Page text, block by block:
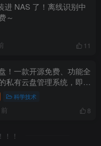
进 NAS 了！离线识别中
～
11
！一款开源免费、功能全
私有云盘管理系统，即开
科学技术
8
！